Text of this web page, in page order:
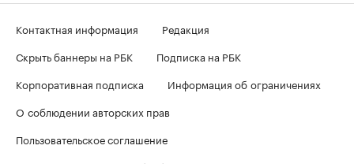
Контактная информация
Редакция
Скрыть баннеры на РБК
Подписка на РБК
Корпоративная подписка
Информация об ограничениях
О соблюдении авторских прав
Пользовательское соглашение